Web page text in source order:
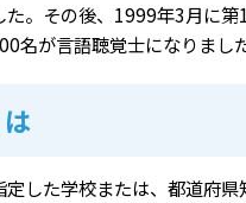
た。その後、1999年3月に第
名が言語聴覚士になりまし
した学校または、都道府県